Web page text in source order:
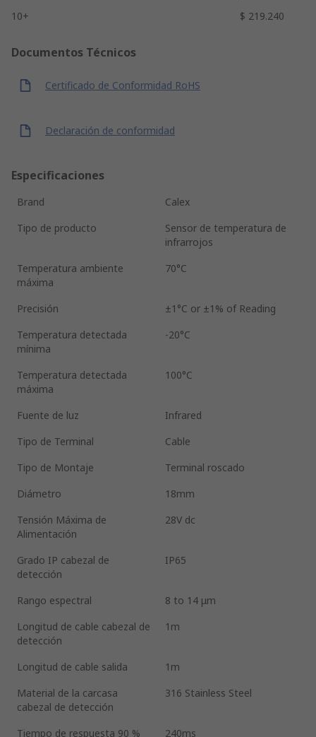
10+
$ 219.240
Documentos Técnicos
Certificado de Conformidad RoHS
Declaración de conformidad
Especificaciones
Brand
Calex
Tipo de producto
Sensor de temperatura de
infrarrojos
Temperatura ambiente
máxima
70°C
Precisión
±1°C or ±1% of Reading
Temperatura detectada
mínima
-20°C
Temperatura detectada
máxima
100°C
Fuente de luz
Infrared
Tipo de Terminal
Cable
Tipo de Montaje
Terminal roscado
Diámetro
18mm
Tensión Máxima de
Alimentación
28V dc
Grado IP cabezal de
detección
IP65
Rango espectral
8 to 14 μm
Longitud de cable cabezal de
detección
1m
Longitud de cable salida
1m
Material de la carcasa
cabezal de detección
316 Stainless Steel
Tiempo de respuesta 90 % 240ms